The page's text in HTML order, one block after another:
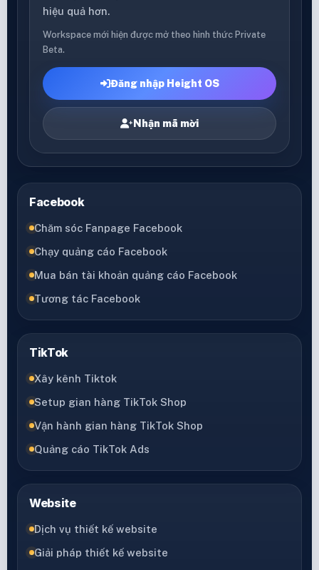
hiệu quả hơn.
Workspace mới hiện được mở theo hình thức Private
Beta.
Đăng nhập Height OS
Nhận mã mời
Facebook
Chăm sóc Fanpage Facebook
Chạy quảng cáo Facebook
Mua bán tài khoản quảng cáo Facebook
Tương tác Facebook
TikTok
Xây kênh Tiktok
Setup gian hàng TikTok Shop
Vận hành gian hàng TikTok Shop
Quảng cáo TikTok Ads
Website
Dịch vụ thiết kế website
Giải pháp thiết kế website